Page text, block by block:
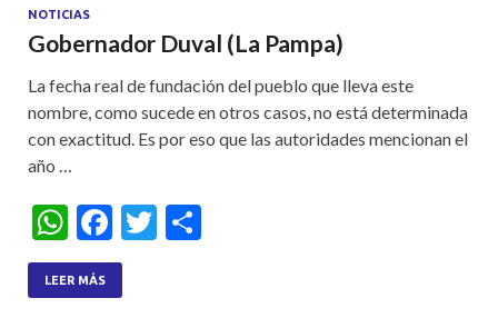
NOTICIAS
Gobernador Duval (La Pampa)
La fecha real de fundación del pueblo que lleva este
nombre, como sucede en otros casos, no está determinada
con exactitud. Es por eso que las autoridades mencionan el
año …
W
h
at
F
ac
e
T
LEER MÁS